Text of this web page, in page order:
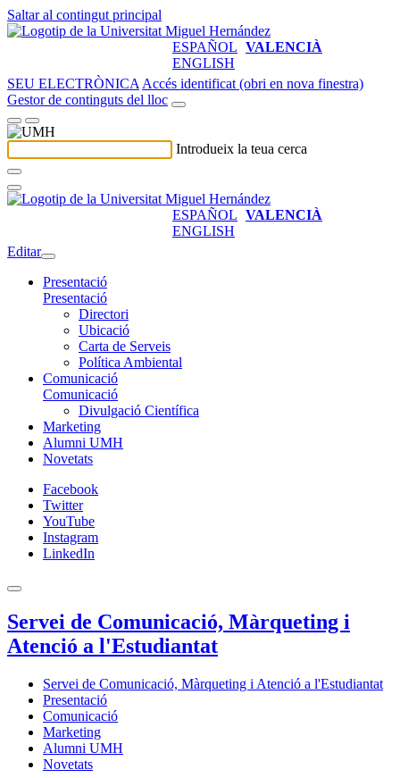
Saltar al contingut principal
ESPAÑOL VALENCIÀ
ENGLISH
SEU ELECTRÒNICA Accés identificat (obri en nova finestra)
Gestor de continguts del lloc
Introdueix la teua cerca
ESPAÑOL VALENCIÀ
ENGLISH
Editar
Presentació
Presentació
Directori
Ubicació
Carta de Serveis
Política Ambiental
Comunicació
Comunicació
Divulgació Científica
Marketing
Alumni UMH
Novetats
Facebook
Twitter
YouTube
Instagram
LinkedIn
Servei de Comunicació, Màrqueting i
Atenció a l'Estudiantat
Servei de Comunicació, Màrqueting i Atenció a l'Estudiantat
Presentació
Comunicació
Marketing
Alumni UMH
Novetats